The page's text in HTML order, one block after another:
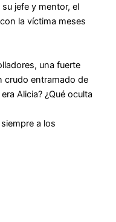
jefe y mentor, el
la víctima meses
una fuerte
crudo entramado de
Alicia? ¿Qué oculta
a los